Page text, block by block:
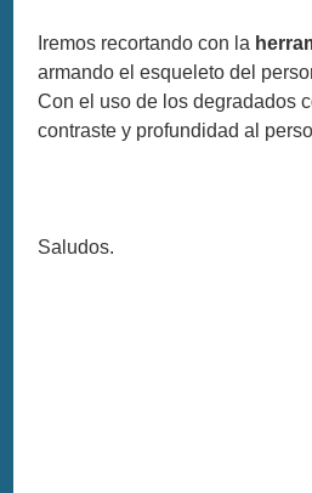
Iremos recortando con la
armando el esqueleto del
Con el uso de los degradados
contraste y profundidad al
Saludos.